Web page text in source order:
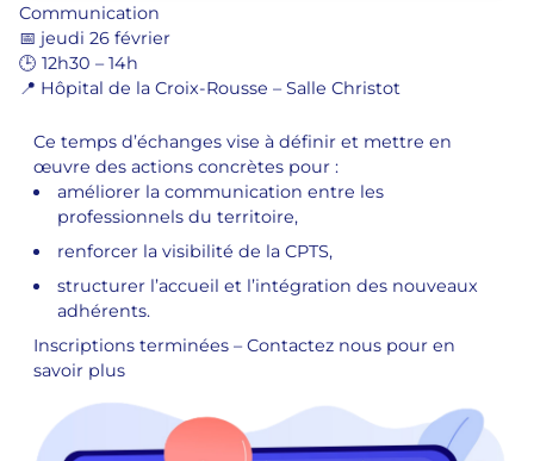
Communication
📅 jeudi 26 février
🕒 12h30 – 14h
📍 Hôpital de la Croix-Rousse – Salle Christot
Ce temps d’échanges vise à définir et mettre en
œuvre des actions concrètes pour :
améliorer la communication entre les
professionnels du territoire,
renforcer la visibilité de la CPTS,
structurer l’accueil et l’intégration des nouveaux
adhérents.
Inscriptions terminées – Contactez nous pour en
savoir plus